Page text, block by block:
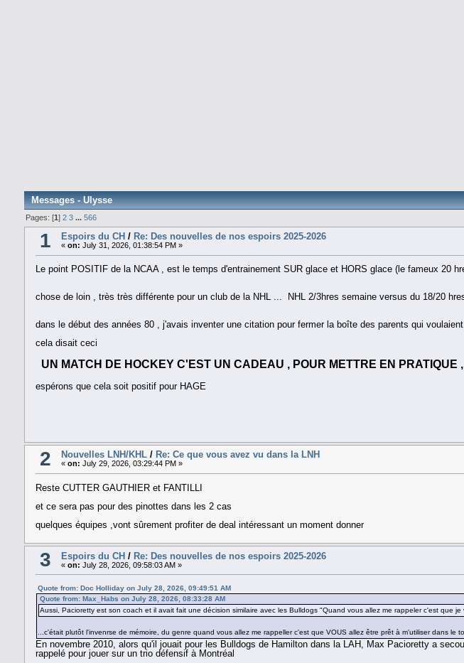
Messages - Ulysse
Pages: [1] 2 3 ... 566
1 Espoirs du CH / Re: Des nouvelles de nos espoirs 2025-2026
« on: July 31, 2026, 01:38:54 PM »
Le point POSITIF de la NCAA , est le temps d'entrainement SUR glace et HORS glace (le fameux 20
chose de loin , très très différente pour un club de la NHL ... NHL 2/3hres semaine versus du 18/20
dans le début des années 80 , j'avais inventer une citation pour fermer la boîte des parents qui
cela disait ceci
UN MATCH DE HOCKEY C'EST UN CADEAU , POUR METTRE EN
espérons que cela soit positif pour HAGE
2 Nouvelles LNH/KHL/ Re: Ce que vous avez vu dans la LNH
« on: July 29, 2026, 03:29:44 PM »
Reste CUTTER GAUTHIER et FANTILLI
et ce sera pas pour des pinottes dans les 2 cas
quelques équipes ,vont sûrement profiter de deal intéressant un moment donner
3 Espoirs du CH / Re: Des nouvelles de nos espoirs 2025-2026
« on: July 28, 2026, 09:58:03 AM »
Quote from: Doc Holliday on July 28, 2026, 09:49:51 AM
Quote from: Max_Habs on July 28, 2026, 08:33:28 AM
Aussi, Pacioretty est son coach et il avait fait une décision similaire avec les Bulldogs "Quand vous allez me rappeler c'est que je
...c'était plutôt l'invenrse de mémoire, du genre quand vous allez me rappeller c'est que VOUS allez être prêt à m'utiliser dans
En novembre 2010, alors qu'il jouait pour les Bulldogs de Hamilton dans la LAH, Max Pacioretty a
rappelé pour jouer sur un trio défensif à Montréal